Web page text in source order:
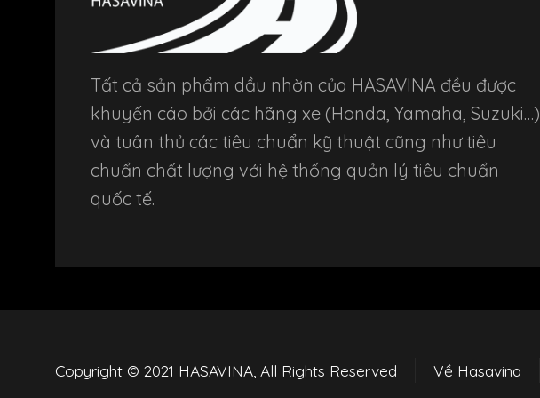
Tất cả sản phẩm dầu nhờn của HASAVINA đều được
khuyến cáo bởi các hãng xe (Honda, Yamaha, Suzuki…)
và tuân thủ các tiêu chuẩn kỹ thuật cũng như tiêu
chuẩn chất lượng với hệ thống quản lý tiêu chuẩn
quốc tế.
Copyright © 2021 HASAVINA , All Rights Reserved Về Hasavina